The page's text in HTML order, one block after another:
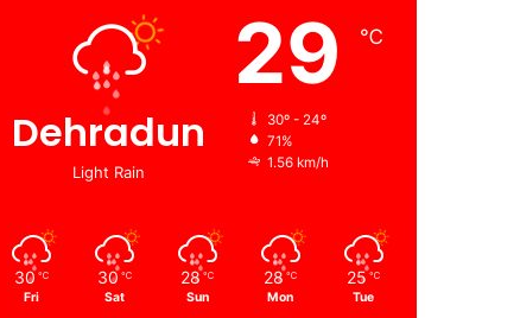
Dehradun
Light Rain
29 ℃
30º - 24º
71%
1.56 km/h
30 ℃
Fri
30 ℃
Sat
28 ℃
Sun
28 ℃
Mon
25 ℃
Tue